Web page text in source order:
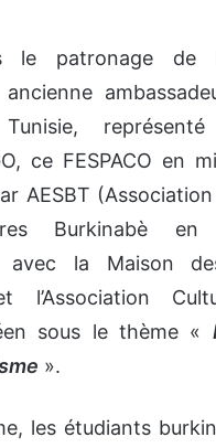
u
r
r
l
le patronage de
ancienne
ce FESPACO en
AESBT
Burkinabè en
avec la Maison
l’Association
sous le thème «
».
les étudiants